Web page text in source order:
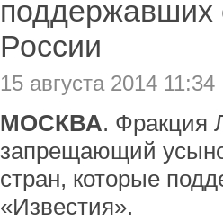
поддержавших
России
15 августа 2014 11:34
МОСКВА. Фракция
запрещающий
стран, которые
«Известия».